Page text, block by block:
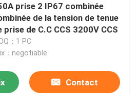
prise 2 IP67 combinée
de la tension de tenue
prise de C.C CCS 3200V CCS
：1 PC
：negotiable
Contact